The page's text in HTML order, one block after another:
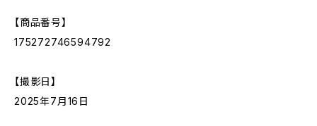
【商品番号】
175272746594792
【撮影日】
2025年7月16日